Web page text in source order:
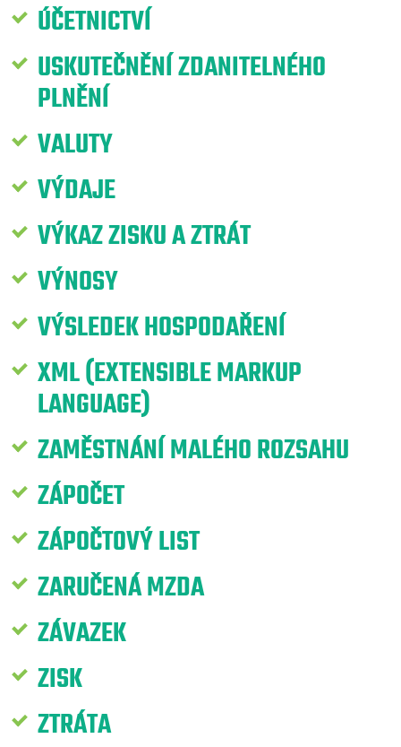
ÚČETNICTVÍ
USKUTEČNĚNÍ ZDANITELNÉHO
PLNĚNÍ
VALUTY
VÝDAJE
VÝKAZ ZISKU A ZTRÁT
VÝNOSY
VÝSLEDEK HOSPODAŘENÍ
XML (EXTENSIBLE MARKUP
LANGUAGE)
ZAMĚSTNÁNÍ MALÉHO ROZSAHU
ZÁPOČET
ZÁPOČTOVÝ LIST
ZARUČENÁ MZDA
ZÁVAZEK
ZISK
ZTRÁTA